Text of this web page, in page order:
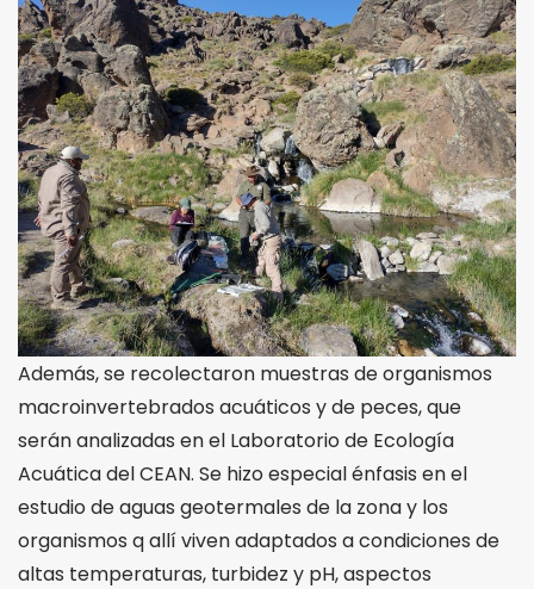
Además, se recolectaron muestras de organismos
macroinvertebrados acuáticos y de peces, que
serán analizadas en el Laboratorio de Ecología
Acuática del CEAN. Se hizo especial énfasis en el
estudio de aguas geotermales de la zona y los
organismos q allí viven adaptados a condiciones de
altas temperaturas, turbidez y pH, aspectos